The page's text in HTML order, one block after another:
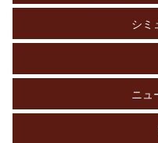
シミ
ニュ